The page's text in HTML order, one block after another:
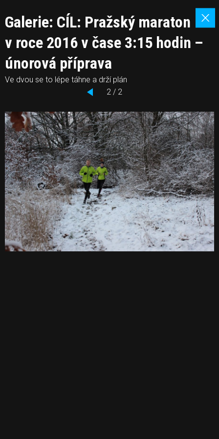
Galerie: CÍL: Pražský maraton
v roce 2016 v čase 3:15 hodin –
únorová příprava
Ve dvou se to lépe táhne a drží plán
2 / 2